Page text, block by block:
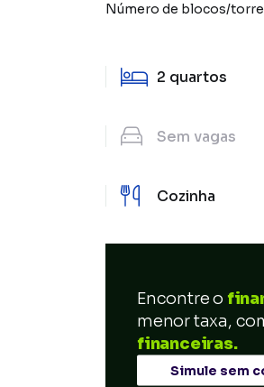
Número de blocos/
2 quartos
Sem vagas
Cozinha
Encontre o
menor taxa,
financeiras.
Simule sem